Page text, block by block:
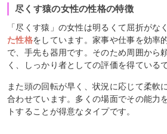
尽くす猿の女性の性格の特徴
「尽くす猿」の女性は明るくて屈折がな
た性格をしています。家事や仕事を効率
で、手先も器用です。そのため周囲から
く、しっかり者としての評価を得ている
また頭の回転が早く、状況に応じて柔軟
合わせています。多くの場面でその能力
トすることが得意なタイプです。